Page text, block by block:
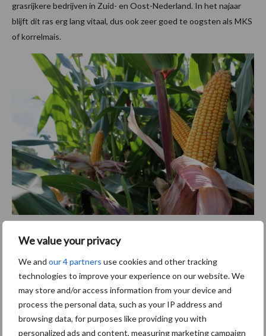
We value your privacy
We and our 4 partners use cookies and other tracking
technologies to improve your experience on our website. We
may store and/or access information from your device and
process the personal data, such as your IP address and
browsing data, for purposes like providing you with
personalized ads and content, measuring marketing campaign
grasrijkere bedrijven in Zuid- en Oost-Nederland. In het najaar
blijft dit ras erg lang vitaal, dus ook zeer goed te oogsten als MKS
of korrelmais.
Tip: door droogte en hitte in de teeltgebieden voor maiszaad zijn
veel rassen minder ruim beschikbaar. Veelgevraagde rassen
adviseren wij daarom tijdig te bestellen bij je leverancier.
ruwvoerspecialist in jouw regio.